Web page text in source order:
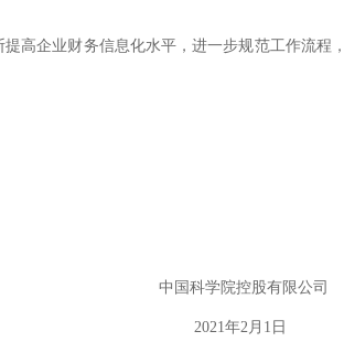
高企业财务信息化水平，进一步规范工作流程
中国科学院控股有限公司
2021 年2 月 1 日